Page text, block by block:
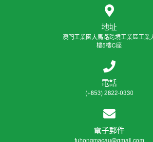
地址
澳門工業園大馬路跨境工業區工業
樓5樓C座
電話
(+853) 2822-0330
電子郵件
fuhongmacau@gmail.com